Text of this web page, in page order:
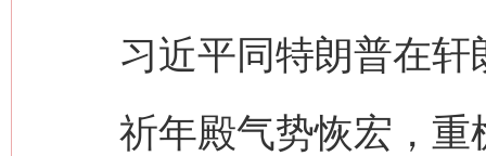
习近平同特朗普在轩
祈年殿气势恢宏，重